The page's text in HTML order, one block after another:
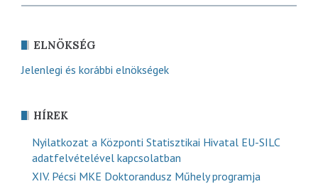
ELNÖKSÉG
Jelenlegi és korábbi elnökségek
HÍREK
Nyilatkozat a Központi Statisztikai Hivatal EU-SILC
adatfelvételével kapcsolatban
XIV. Pécsi MKE Doktorandusz Műhely programja